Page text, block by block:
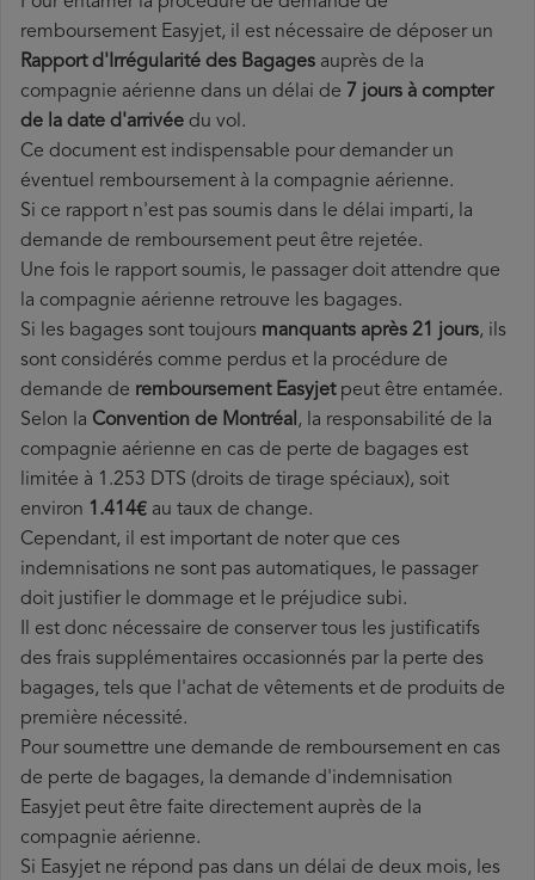
remboursement Easyjet, il est nécessaire de déposer un
Rapport d'Irrégularité des Bagages auprès de la
compagnie aérienne dans un délai de 7 jours à compter
de la date d'arrivée du vol.
Ce document est indispensable pour demander un
éventuel remboursement à la compagnie aérienne.
Si ce rapport n'est pas soumis dans le délai imparti, la
demande de remboursement peut être rejetée.
Une fois le rapport soumis, le passager doit attendre que
la compagnie aérienne retrouve les bagages.
Si les bagages sont toujours manquants après 21 jours, ils
sont considérés comme perdus et la procédure de
demande de remboursement Easyjetpeut être entamée.
Selon la Convention de Montréal, la responsabilité de la
compagnie aérienne en cas de perte de bagages est
limitée à 1.253 DTS (droits de tirage spéciaux), soit
environ 1.414€ au taux de change.
Cependant, il est important de noter que ces
indemnisations ne sont pas automatiques, le passager
doit justifier le dommage et le préjudice subi.
Il est donc nécessaire de conserver tous les justificatifs
des frais supplémentaires occasionnés par la perte des
bagages, tels que l'achat de vêtements et de produits de
première nécessité.
Pour soumettre une demande de remboursement en cas
de perte de bagages, la demande d'indemnisation
Easyjet peut être faite directement auprès de la
compagnie aérienne.
Si Easyjet ne répond pas dans un délai de deux mois, les